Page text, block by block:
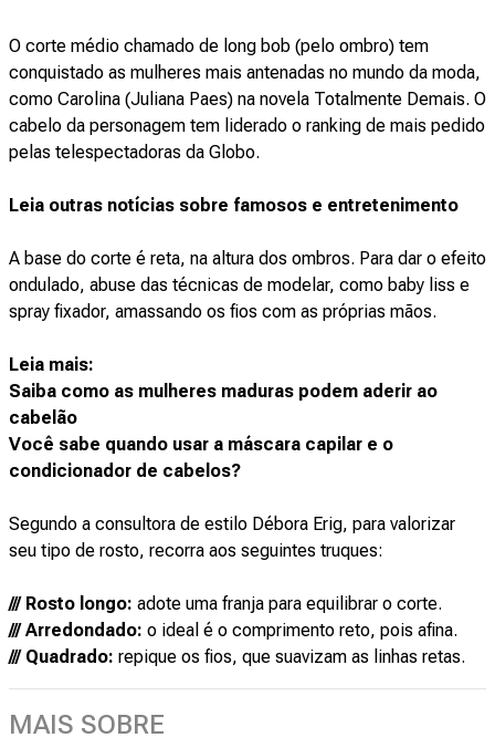
O corte médio chamado de long bob (pelo ombro) tem
conquistado as mulheres mais antenadas no mundo da moda,
como Carolina (Juliana Paes) na novela Totalmente Demais. O
cabelo da personagem tem liderado o ranking de mais pedido
pelas telespectadoras da Globo.
Leia outras notícias sobre famosos e entretenimento
A base do corte é reta, na altura dos ombros. Para dar o efeito
ondulado, abuse das técnicas de modelar, como baby liss e
spray fixador, amassando os fios com as próprias mãos.
Leia mais:
Saiba como as mulheres maduras podem aderir ao
cabelão
Você sabe quando usar a máscara capilar e o
condicionador de cabelos?
Segundo a consultora de estilo Débora Erig, para valorizar
seu tipo de rosto, recorra aos seguintes truques:
/// Rosto longo: adote uma franja para equilibrar o corte.
/// Arredondado: o ideal é o comprimento reto, pois afina.
/// Quadrado: repique os fios, que suavizam as linhas retas.
MAIS SOBRE